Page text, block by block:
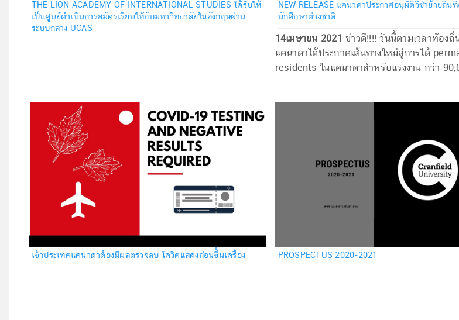
THE LION ACADEMY OF INTERNATIONAL STUDIES ได้รับให้
เป็นศูนย์ดำเนินการสมัครเรียนให้กับมหาวิทยาลัยในอังกฤษผ่าน
ระบบกลาง UCAS
NEW RELEASE แคนาดาประกาศอนุมัติวีซ่าย้ายถิ่น
นักศึกษาต่างชาติ
14เมษายน 2021
ข่าวดี!!!! วันนี้ตามเวลาท้องถิ่
แคนาดาได้ประกาศเส้นทางใหม่สู่การได้
residents ในแคนาดาสำหรับแรงงาน กว่า
เข้าประเทศแคนาดาต้องมีผลตรวจลบ โควิดแสดงก่อนขึ้นเครื่อง PROSPECTUS 2020-2021